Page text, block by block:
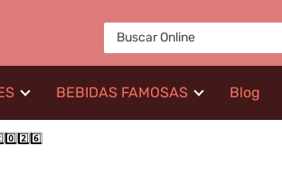
BEBIDAS FAMOSAS Blog